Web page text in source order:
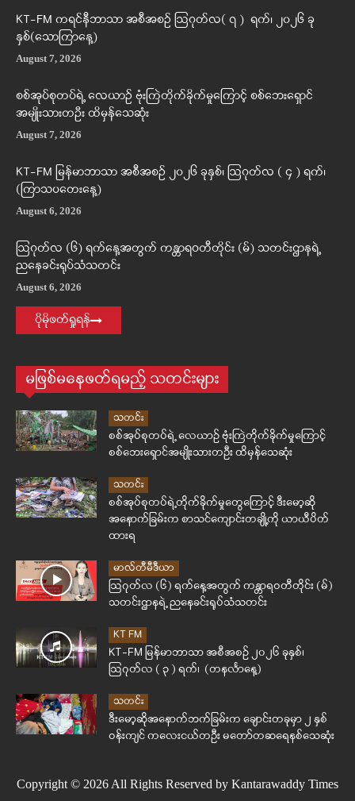
KT-FM ကရင်နီဘာသာ အစီအစဉ် ဩဂုတ်လ( ၇ ) ရက်၊ ၂၀၂၆ ခု
နှစ်(သောကြာနေ့)
August 7, 2026
စစ်အုပ်စုတပ်ရဲ့ လေယာဉ် ဗုံးကြဲတိုက်ခိုက်မှုကြောင့် စစ်ဘေးရှောင်
အမျိုးသားတဦး ထိမှန်သေဆုံး
August 7, 2026
KT-FM မြန်မာဘာသာ အစီအစဉ် ၂၀၂၆ ခုနှစ်၊ ဩဂုတ်လ ( ၄ ) ရက်၊
(ကြာသပတေးနေ့)
August 6, 2026
ဩဂုတ်လ (၆) ရက်နေ့အတွက် ကန္တာရဝတီတိုင်း (မ်) သတင်းဌာနရဲ့
ညနေခင်းရုပ်သံသတင်း
August 6, 2026
ပိုမိုဖတ်ရှုရန်
မဖြစ်မနေဖတ်ရမည့် သတင်းများ
သတင်း
စစ်အုပ်စုတပ်ရဲ့ လေယာဉ် ဗုံးကြဲတိုက်ခိုက်မှုကြောင့်
စစ်ဘေးရှောင်အမျိုးသားတဦး ထိမှန်သေဆုံး
သတင်း
စစ်အုပ်စုတပ်ရဲ့တိုက်ခိုက်မှုတွေကြောင့် ဒီးမော့ဆို
အနောက်ခြမ်းက စာသင်ကျောင်းတချို့ကို ယာယီပိတ်
ထားရ
မာလ်တီမီဒီယာ
ဩဂုတ်လ (၆) ရက်နေ့အတွက် ကန္တာရဝတီတိုင်း (မ်)
သတင်းဌာနရဲ့ ညနေခင်းရုပ်သံသတင်း
KT FM
KT-FM မြန်မာဘာသာ အစီအစဉ် ၂၀၂၆ ခုနှစ်၊
ဩဂုတ်လ ( ၃ ) ရက်၊ (တနင်္လာနေ့)
သတင်း
ဒီးမော့ဆိုအနောက်ဘက်ခြမ်းက ချောင်းတခုမှာ ၂ နှစ်
ဝန်းကျင် ကလေးငယ်တဦး မတော်တဆရေနစ်သေဆုံး
Copyright © 2026 All Rights Reserved by Kantarawaddy Times